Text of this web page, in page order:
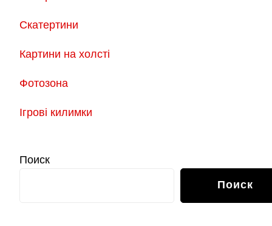
Скатертини
Картини на холсті
Фотозона
Ігрові килимки
Поиск
Поиск